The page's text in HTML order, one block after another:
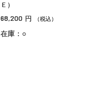
Ｅ）
68,200 円 （税込）
在庫：○